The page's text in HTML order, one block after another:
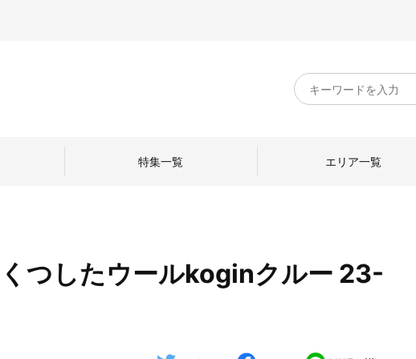
キ
ー
くり 日本の暮らし 中川政七商店のひと
特集一覧 エリア一覧
くつしたウールkoginクルー 23-